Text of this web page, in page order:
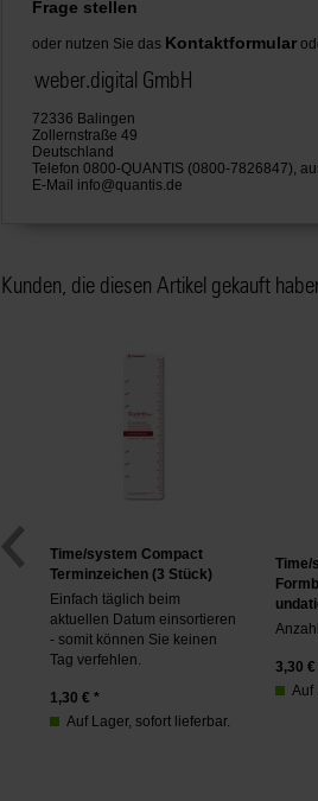
Frage stellen
oder nutzen Sie das Kontaktformular
weber.digital GmbH
72336 Balingen
Zollernstraße 49
Deutschland
Telefon 0800-QUANTIS (0800-7826847),
E-Mail info@quantis.de
Kunden, die diesen Artikel gekauft
Time/system Compact
Terminzeichen (3 Stück)
Einfach täglich beim
aktuellen Datum einsortieren
- somit können Sie keinen
Tag verfehlen.
1,30 € *
Auf Lager, sofort lieferbar.
Time/
3,30 €
Auf